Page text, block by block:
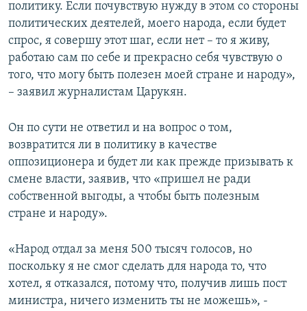
политику. Если почувствую нужду в этом со стороны
политических деятелей, моего народа, если будет
спрос, я совершу этот шаг, если нет – то я живу,
работаю сам по себе и прекрасно себя чувствую о
того, что могу быть полезен моей стране и народу»,
– заявил журналистам Царукян.
Он по сути не ответил и на вопрос о том,
возвратится ли в политику в качестве
оппозиционера и будет ли как прежде призывать к
смене власти, заявив, что «пришел не ради
собственной выгоды, а чтобы быть полезным
стране и народу».
«Народ отдал за меня 500 тысяч голосов, но
поскольку я не смог сделать для народа то, что
хотел, я отказался, потому что, получив лишь пост
министра, ничего изменить ты не можешь», -